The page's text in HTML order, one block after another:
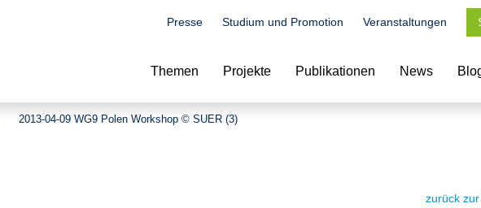
Presse Studium und Promotion Veranstaltungen
Themen Projekte Publikationen News
2013-04-09 WG9 Polen Workshop © SUER (3)
zurück